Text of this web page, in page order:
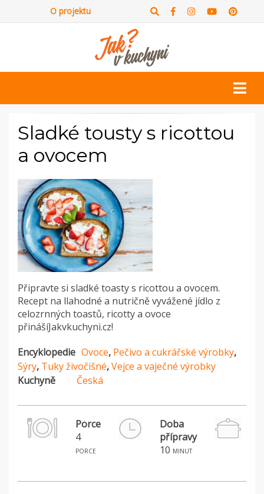
O projektu
Sladké tousty s ricottou
a ovocem
Připravte si sladké toasty s ricottou a ovocem.
Recept na llahodné a nutričně vyvážené jídlo z
celozrnných toastů, ricotty a ovoce
přinášíJakvkuchyni.cz!
Encyklopedie Ovoce, Pečivo a cukrářské výrobky,
Sýry, Tuky živočišné,Vejce a vaječné výrobky
Kuchyně
Česká
Porce
4
porce
Doba
přípravy
10 minut